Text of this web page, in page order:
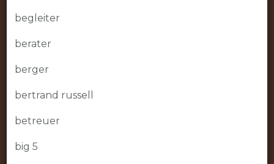
begleiter
berater
berger
bertrand russell
betreuer
big 5